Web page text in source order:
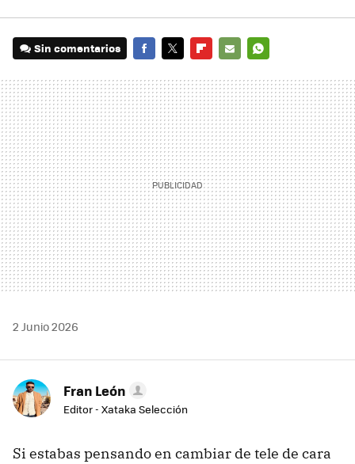
Sin comentarios
MAIL
2 Junio 2026
Fran León
Editor - Xataka Selección
Si estabas pensando en cambiar de tele de cara